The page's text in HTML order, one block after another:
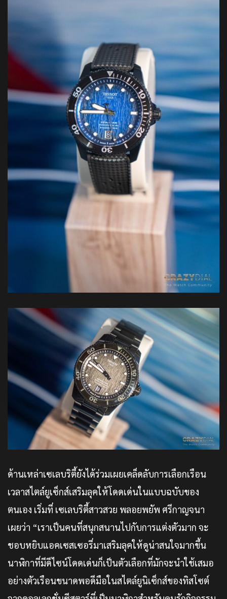
ด้านเหล่าเซเลบริตี้ยังได้ร่วมเผยเคล็ดลับการเลือกเรือน
เวลาสไตล์ยูเซ็กส์เสริมลุคให้โดดเด่นในแบบฉบับของ
ตนเอง เริ่มที่ เซเลบริตี้สาวสวย พลอยพยัพ ศรีกาญจนา
เผยว่า “เราเป็นคนที่สนุกสนานไปกับการแต่งตัวมาก จะ
ชอบหยิบแอคเซสเซอรี่มาเสริมลุคให้ดูน่าสนใจมากขึ้น
นาฬิกาที่มีดีไซน์โดดเด่นก็เป็นตัวเลือกที่มักจะนำใช้เสมอ
อย่างตัวเรือนขนาดพอดีมือในสไตล์ยูนิเซ็กส์ของทิสโซต์